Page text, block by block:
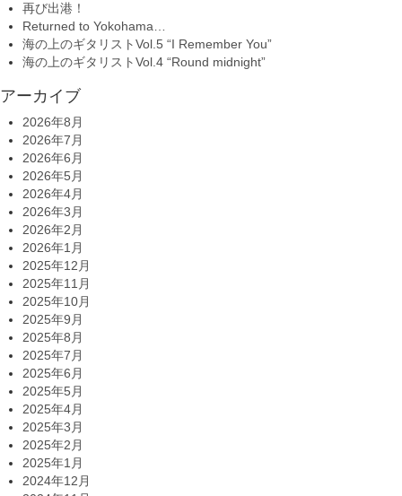
再び出港！
Returned to Yokohama…
海の上のギタリストVol.5 “I Remember You”
海の上のギタリストVol.4 “Round midnight”
アーカイブ
2026年8月
2026年7月
2026年6月
2026年5月
2026年4月
2026年3月
2026年2月
2026年1月
2025年12月
2025年11月
2025年10月
2025年9月
2025年8月
2025年7月
2025年6月
2025年5月
2025年4月
2025年3月
2025年2月
2025年1月
2024年12月